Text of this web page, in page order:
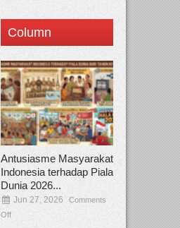
Column
Antusiasme Masyarakat
Indonesia terhadap Piala
Dunia 2026...
Jun 27, 2026
Comments
Off